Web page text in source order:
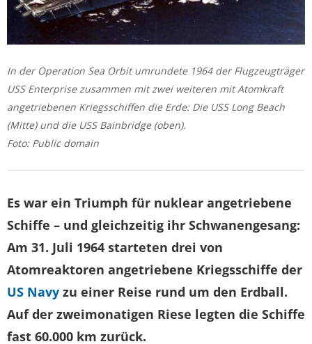
In der Operation Sea Orbit umrundete 1964 der Flugzeugträger
USS Enterprise zusammen mit zwei weiteren mit Atomkraft
angetriebenen Kriegsschiffen die Erde: Die USS Long Beach
(Mitte) und die USS Bainbridge (oben).
Foto: Public domain
Es war ein Tri­umph für nuklear angetriebene
Schiffe – und gleichzeitig ihr Schwanengesang:
Am 31. Juli 1964 starteten drei von
Atomreaktoren angetriebene Kriegsschiffe der
US Navy zu einer Reise rund um den Erdball.
Auf der zweimonatigen Riese legten die Schiffe
fast 60.000 km zurück.